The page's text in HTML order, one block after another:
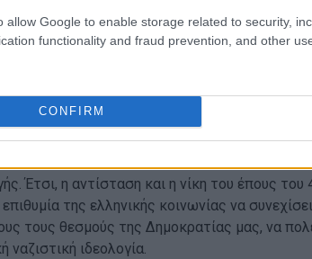
allow Google to enable storage related to security,
functionality and fraud prevention, and other
CONFIRM
οποία πόνεσαν οι Έλληνες, αλλά και την
θέτουν σε κίνδυνο. Σε έναν αγώνα που ποτέ
των οικογενειών τους από τις ναζιστικές
την επιστροφή του κατοχικού δανείου και
την ολοκληρωτική καταστροφή της
συμπίπτει χρονικά με την ιστορική καταδίκη
Έτσι, η αντίσταση και η νίκη του έπους του
της ελληνικής κοινωνίας να
τους θεσμούς της Δημοκρατίας μας, να
ναζιστική ιδεολογία.